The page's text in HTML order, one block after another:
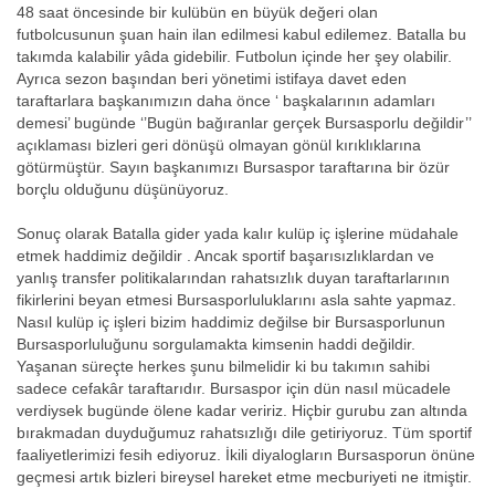
48 saat öncesinde bir kulübün en büyük değeri olan
futbolcusunun şuan hain ilan edilmesi kabul edilemez. Batalla bu
takımda kalabilir yâda gidebilir. Futbolun içinde her şey olabilir.
Ayrıca sezon başından beri yönetimi istifaya davet eden
taraftarlara başkanımızın daha önce ‘ başkalarının adamları
demesi’ bugünde ‘’Bugün bağıranlar gerçek Bursasporlu değildir’’
açıklaması bizleri geri dönüşü olmayan gönül kırıklıklarına
götürmüştür. Sayın başkanımızı Bursaspor taraftarına bir özür
borçlu olduğunu düşünüyoruz.
Sonuç olarak Batalla gider yada kalır kulüp iç işlerine müdahale
etmek haddimiz değildir . Ancak sportif başarısızlıklardan ve
yanlış transfer politikalarından rahatsızlık duyan taraftarlarının
fikirlerini beyan etmesi Bursasporluluklarını asla sahte yapmaz.
Nasıl kulüp iç işleri bizim haddimiz değilse bir Bursasporlunun
Bursasporluluğunu sorgulamakta kimsenin haddi değildir.
Yaşanan süreçte herkes şunu bilmelidir ki bu takımın sahibi
sadece cefakâr taraftarıdır. Bursaspor için dün nasıl mücadele
verdiysek bugünde ölene kadar veririz. Hiçbir gurubu zan altında
bırakmadan duyduğumuz rahatsızlığı dile getiriyoruz. Tüm sportif
faaliyetlerimizi fesih ediyoruz. İkili diyalogların Bursasporun önüne
geçmesi artık bizleri bireysel hareket etme mecburiyeti ne itmiştir.